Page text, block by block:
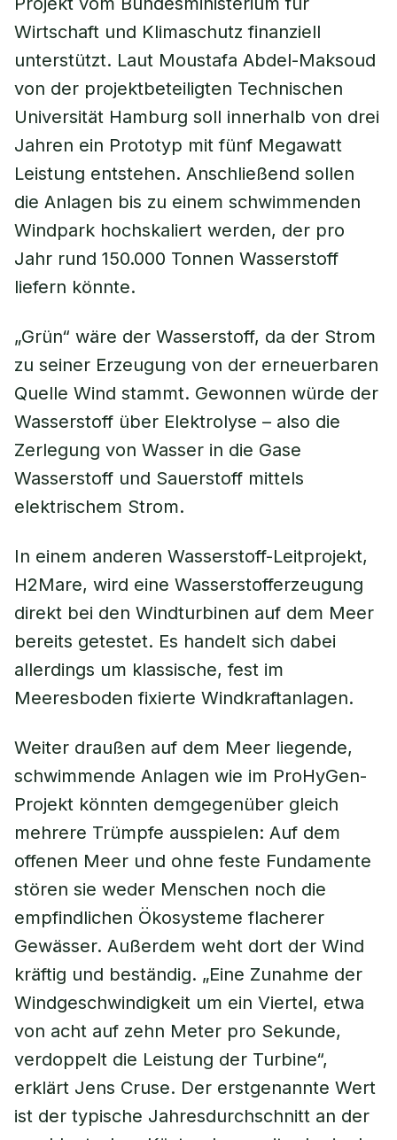
Wirtschaft und Klimaschutz finanziell
unterstützt. Laut Moustafa Abdel-Maksoud
von der projektbeteiligten Technischen
Universität Hamburg soll innerhalb von drei
Jahren ein Prototyp mit fünf Megawatt
Leistung entstehen. Anschließend sollen
die Anlagen bis zu einem schwimmenden
Windpark hochskaliert werden, der pro
Jahr rund 150.000 Tonnen Wasserstoff
liefern könnte.
„Grün“ wäre der Wasserstoff, da der Strom
zu seiner Erzeugung von der erneuerbaren
Quelle Wind stammt. Gewonnen würde der
Wasserstoff über Elektrolyse – also die
Zerlegung von Wasser in die Gase
Wasserstoff und Sauerstoff mittels
elektrischem Strom.
In einem anderen Wasserstoff-Leitprojekt,
H2Mare, wird eine Wasserstofferzeugung
direkt bei den Windturbinen auf dem Meer
bereits getestet. Es handelt sich dabei
allerdings um klassische, fest im
Meeresboden fixierte Windkraftanlagen.
Weiter draußen auf dem Meer liegende,
schwimmende Anlagen wie im ProHyGen-
Projekt könnten demgegenüber gleich
mehrere Trümpfe ausspielen: Auf dem
offenen Meer und ohne feste Fundamente
stören sie weder Menschen noch die
empfindlichen Ökosysteme flacherer
Gewässer. Außerdem weht dort der Wind
kräftig und beständig. „Eine Zunahme der
Windgeschwindigkeit um ein Viertel, etwa
von acht auf zehn Meter pro Sekunde,
verdoppelt die Leistung der Turbine“,
erklärt Jens Cruse. Der erstgenannte Wert
ist der typische Jahresdurchschnitt an der